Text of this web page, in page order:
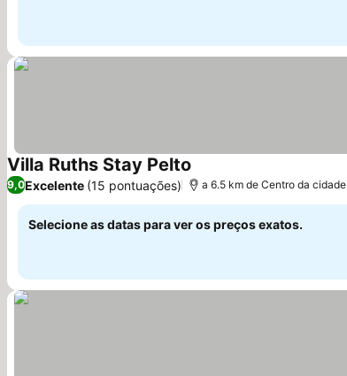
Villa Ruths Stay Pelto
9,0Excelente (15 pontuações) a 6.5 km de Centro da cidade
Selecione as datas para ver os preços exatos.